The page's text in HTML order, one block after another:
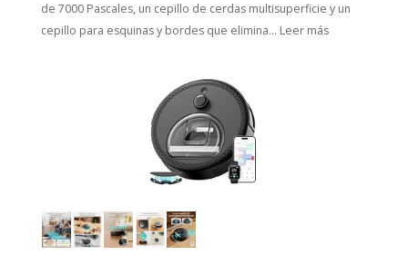
de 7000 Pascales, un cepillo de cerdas multisuperficie y un
cepillo para esquinas y bordes que elimina... Leer más